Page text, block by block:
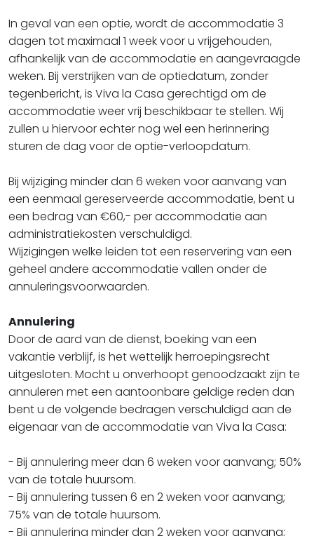
In geval van een optie, wordt de accommodatie 3
dagen tot maximaal 1 week voor u vrijgehouden,
afhankelijk van de accommodatie en aangevraagde
weken. Bij verstrijken van de optiedatum, zonder
tegenbericht, is Viva la Casa gerechtigd om de
accommodatie weer vrij beschikbaar te stellen. Wij
zullen u hiervoor echter nog wel een herinnering
sturen de dag voor de optie-verloopdatum.
Bij wijziging minder dan 6 weken voor aanvang van
een eenmaal gereserveerde accommodatie, bent u
een bedrag van €60,- per accommodatie aan
administratiekosten verschuldigd.
Wijzigingen welke leiden tot een reservering van een
geheel andere accommodatie vallen onder de
annuleringsvoorwaarden.
Annulering
Door de aard van de dienst, boeking van een
vakantie verblijf, is het wettelijk herroepingsrecht
uitgesloten. Mocht u onverhoopt genoodzaakt zijn te
annuleren met een aantoonbare geldige reden dan
bent u de volgende bedragen verschuldigd aan de
eigenaar van de accommodatie van Viva la Casa:
- Bij annulering meer dan 6 weken voor aanvang; 50%
van de totale huursom.
- Bij annulering tussen 6 en 2 weken voor aanvang;
75% van de totale huursom.
- Bij annulering minder dan 2 weken voor aanvang;